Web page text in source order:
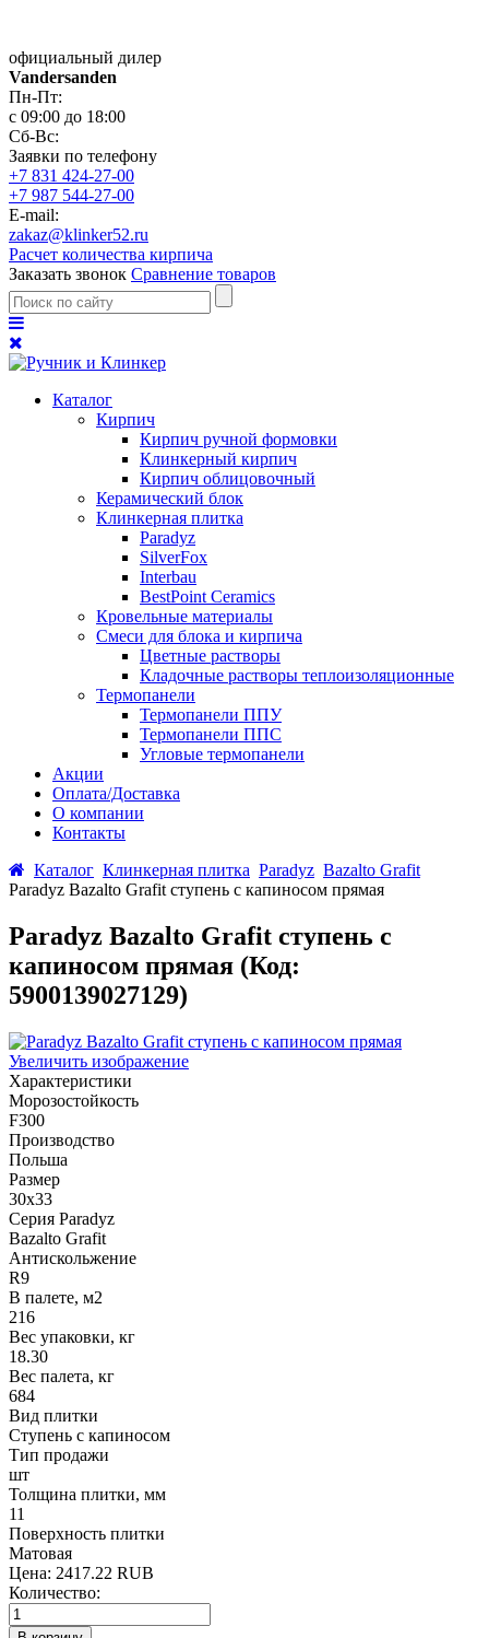
официальный дилер
Vandersanden
Пн-Пт:
с 09:00 до 18:00
Сб-Вс:
Заявки по телефону
+7 831 424-27-00
+7 987 544-27-00
E-mail:
zakaz@klinker52.ru
Расчет количества кирпича
Заказать звонок Сравнение товаров
Каталог
Кирпич
Кирпич ручной формовки
Клинкерный кирпич
Кирпич облицовочный
Керамический блок
Клинкерная плитка
Paradyz
SilverFox
Interbau
BestPoint Ceramics
Кровельные материалы
Смеси для блока и кирпича
Цветные растворы
Кладочные растворы теплоизоляционные
Термопанели
Термопанели ППУ
Термопанели ППС
Угловые термопанели
Акции
Оплата/Доставка
О компании
Контакты
Каталог Клинкерная плитка Paradyz Bazalto Grafit
Paradyz Bazalto Grafit ступень с капиносом прямая
Paradyz Bazalto Grafit ступень с
капиносом прямая (Код:
5900139027129)
Увеличить изображение
Характеристики
Морозостойкость
F300
Производство
Польша
Размер
30x33
Серия Paradyz
Bazalto Grafit
Антискольжение
R9
В палете, м2
216
Вес упаковки, кг
18.30
Вес палета, кг
684
Вид плитки
Ступень с капиносом
Тип продажи
шт
Толщина плитки, мм
11
Поверхность плитки
Матовая
Цена: 2417.22 RUB
Количество: